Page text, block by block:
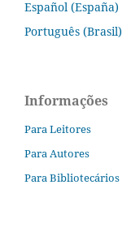
Español (España)
Português (Brasil)
Informações
Para Leitores
Para Autores
Para Bibliotecários